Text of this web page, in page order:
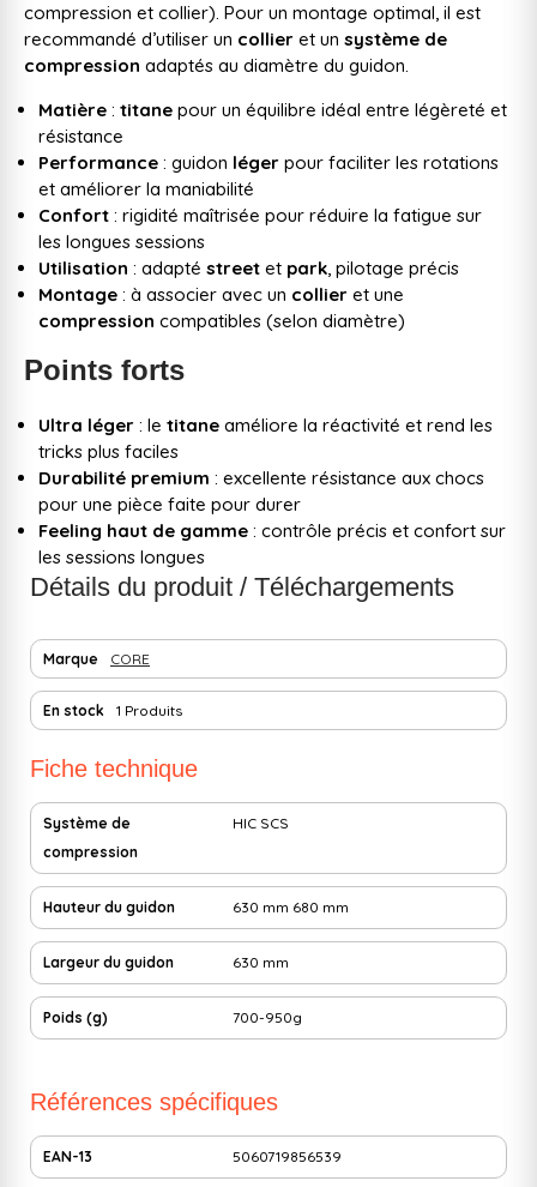
compression et collier). Pour un montage optimal, il est
recommandé d’utiliser un collier et un système de
compression adaptés au diamètre du guidon.
Matière : titane pour un équilibre idéal entre légèreté et
résistance
Performance : guidon léger pour faciliter les rotations
et améliorer la maniabilité
Confort : rigidité maîtrisée pour réduire la fatigue sur
les longues sessions
Utilisation : adapté street et park, pilotage précis
Montage : à associer avec un collier et une
compression compatibles (selon diamètre)
Points forts
Ultra léger : le titane améliore la réactivité et rend les
tricks plus faciles
Durabilité premium : excellente résistance aux chocs
pour une pièce faite pour durer
Feeling haut de gamme : contrôle précis et confort sur
les sessions longues
Détails du produit / Téléchargements
Marque CORE
En stock 1 Produits
Fiche technique
Système de
compression
HIC SCS
Hauteur du guidon 630 mm 680 mm
Largeur du guidon 630 mm
Poids (g) 700-950g
Références spécifiques
EAN-13 5060719856539